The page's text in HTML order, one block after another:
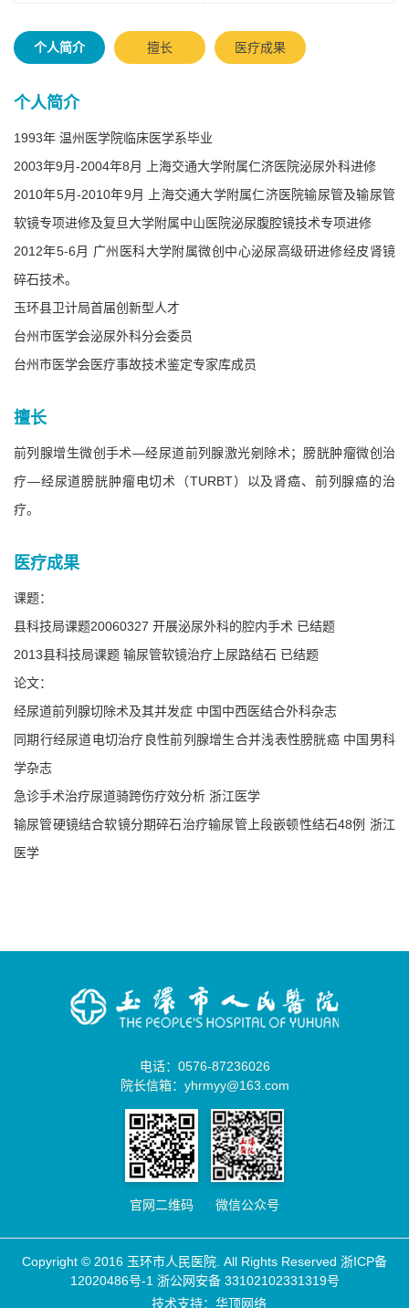
个人简介 擅长 医疗成果
个人简介
1993年 温州医学院临床医学系毕业
2003年9月-2004年8月 上海交通大学附属仁济医院泌尿外科进修
2010年5月-2010年9月 上海交通大学附属仁济医院输尿管及输尿管
软镜专项进修及复旦大学附属中山医院泌尿腹腔镜技术专项进修
2012年5-6月 广州医科大学附属微创中心泌尿高级研进修经皮肾镜
碎石技术。
玉环县卫计局首届创新型人才
台州市医学会泌尿外科分会委员
台州市医学会医疗事故技术鉴定专家库成员
擅长
前列腺增生微创手术—经尿道前列腺激光剜除术；膀胱肿瘤微创治
疗—经尿道膀胱肿瘤电切术（TURBT）以及肾癌、前列腺癌的治
疗。
医疗成果
课题：
县科技局课题20060327 开展泌尿外科的腔内手术 已结题
2013县科技局课题 输尿管软镜治疗上尿路结石 已结题
论文：
经尿道前列腺切除术及其并发症 中国中西医结合外科杂志
同期行经尿道电切治疗良性前列腺增生合并浅表性膀胱癌 中国男科
学杂志
急诊手术治疗尿道骑跨伤疗效分析 浙江医学
输尿管硬镜结合软镜分期碎石治疗输尿管上段嵌顿性结石48例 浙江
医学
电话：0576-87236026
院长信箱：yhrmyy@163.com
官网二维码 微信公众号
Copyright © 2016 玉环市人民医院. All Rights Reserved 浙ICP备
12020486号-1 浙公网安备 33102102331319号
技术支持：华顶网络